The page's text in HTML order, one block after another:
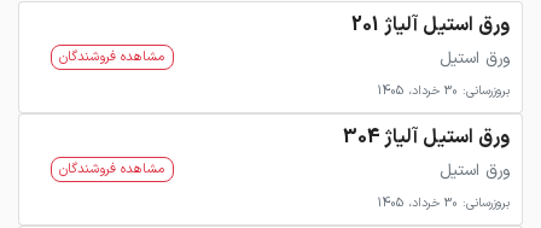
ورق استیل آلیاژ 201
ورق استیل
بروزرسانی: 30 خرداد، 1405
مشاهده فروشندگان
ورق استیل آلیاژ 304
ورق استیل
بروزرسانی: 30 خرداد، 1405
مشاهده فروشندگان